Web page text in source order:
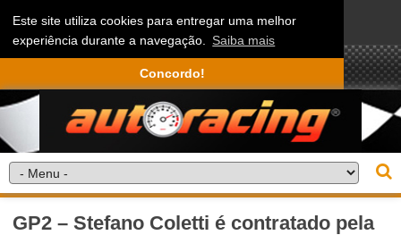
Este site utiliza cookies para entregar uma melhor
experiência durante a navegação. Saiba mais
Concordo!
GP2 – Stefano Coletti é contratado pela